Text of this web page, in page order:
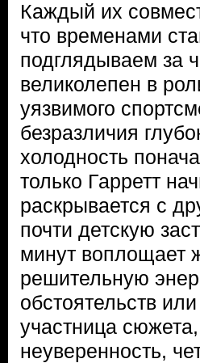
Каждый их
что временами
подглядываем за
великолепен в
уязвимого
безразличия
холодность
только Гарретт
раскрывается с
почти детскую
минут воплощает
решительную
обстоятельств
участница
неуверенность,